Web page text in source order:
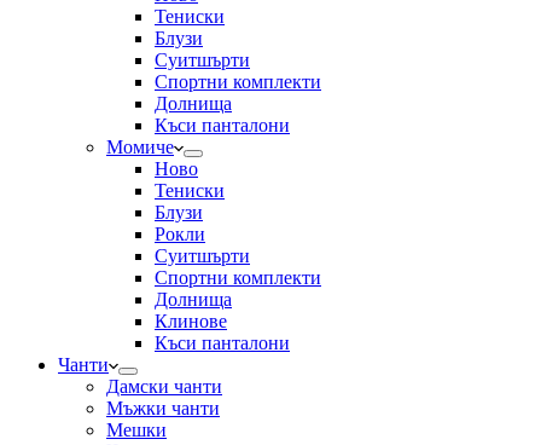
Тениски
Блузи
Суитшърти
Спортни комплекти
Долнища
Къси панталони
Момиче
Ново
Тениски
Блузи
Рокли
Суитшърти
Спортни комплекти
Долнища
Клинове
Къси панталони
Чанти
Дамски чанти
Мъжки чанти
Мешки